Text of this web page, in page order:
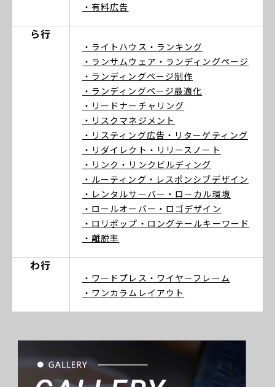
・有料広告
ら行
・ライトハウス ・ランキング
・ランサムウェア ・ランディングページ
・ランディングページ制作
・ランディングページ最適化
・リードナーチャリング
・リスクマネジメント
・リスティング広告 ・リターゲティング
・リダイレクト ・リリースノート
・リンク ・リンクビルディング
・ルーティング ・レスポンシブデザイン
・レンタルサーバー ・ローカル環境
・ロールオーバー ・ロゴデザイン
・ロリポップ ・ロングテールキーワード
・離脱率
わ行
・ワードプレス ・ワイヤーフレーム
・ワンカラムレイアウト